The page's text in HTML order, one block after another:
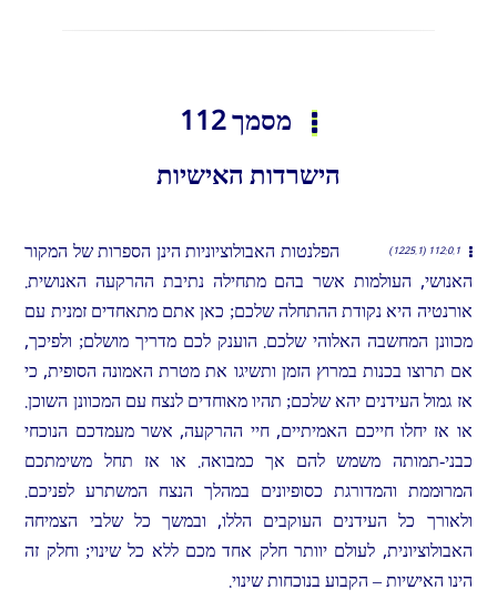
מסמך 112
הישרדות האישיות
112:0.1 (1225.1)
הפלנטות האבולוציוניות הינן הספרות של המקור
האנושי, העולמות אשר בהם מתחילה נתיבת ההרקעה האנושית.
אורנטיה היא נקודת ההתחלה שלכם; כאן אתם מתאחדים זמנית עם
מכוונן המחשבה האלוהי שלכם. הוענק לכם מדריך מושלם; ולפיכך,
אם תרוצו בכנות במרוץ הזמן ותשיגו את מטרת האמונה הסופית, כי
אז גמול העידנים יהא שלכם; תהיו מאוחדים לנצח עם המכוונן השוכן.
או אז יחלו חייכם האמיתיים, חיי ההרקעה, אשר מעמדכם הנוכחי
כבני-תמותה משמש להם אך כמבואה. או אז תחל משימתכם
המרוּממת והמדורגת כסופיונים במהלך הנצח המשתרע לפניכם.
ולאורך כל העידנים העוקבים הללו, ובמשך כל שלבי הצמיחה
האבולוציונית, לעולם יוותר חלק אחד מכם ללא כל שינוי; וחלק זה
הינו האישיות – הקבוע בנוכחות שינוי.